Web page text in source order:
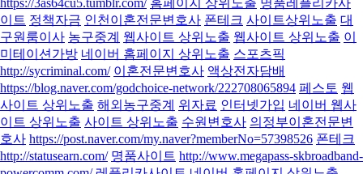
https://3as64cu5.tumblr.com/ 홈페이지 상위노출 명품레플리카사
이트 정책자금 인천이혼전문변호사 폰테크 사이트상위노출 대
구원룸이사 농구중계 웹사이트 상위노출 웹사이트 상위노출 이
미테이션가방 네이버 홈페이지 상위노출 스포츠픽
http://sycriminal.com/ 이혼전문변호사 액상전자담배
https://blog.naver.com/godchoice-network/222708065894 페스토 웹
사이트 상위노출 해외농구중계 위자료 인터넷가입 네이버 웹사
이트 상위노출 사이트 상위노출 수원변호사 의정부이혼전문변
호사 https://post.naver.com/my.naver?memberNo=57398526 폰테크
http://statusearn.com/ 명품사이트 http://www.megapass-skbroadband-